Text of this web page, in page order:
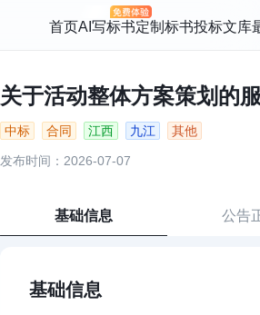
首页AI写标书定制标书投标文库
关于活动整体方案策划的
中标 合同 江西 九江 其他
发布时间：2026-07-07
基础信息 公告
基础信息